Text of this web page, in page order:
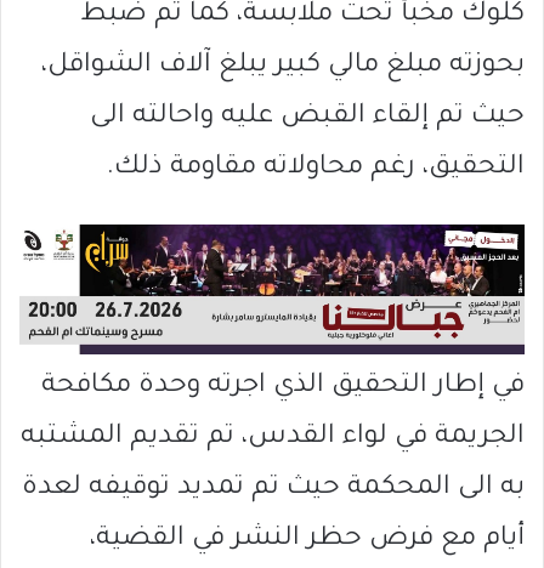
كلوك مخبأ تحت ملابسة، كما تم ضبط
بحوزته مبلغ مالي كبير يبلغ آلاف الشواقل،
حيث تم إلقاء القبض عليه واحالته الى
التحقيق، رغم محاولاته مقاومة ذلك.
في إطار التحقيق الذي اجرته وحدة مكافحة
الجريمة في لواء القدس، تم تقديم المشتبه
به الى المحكمة حيث تم تمديد توقيفه لعدة
أيام مع فرض حظر النشر في القضية،